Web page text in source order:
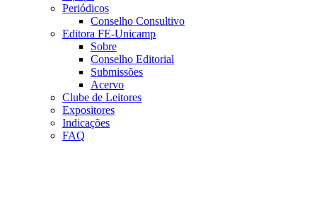
Periódicos
Conselho Consultivo
Editora FE-Unicamp
Sobre
Conselho Editorial
Submissões
Acervo
Clube de Leitores
Expositores
Indicações
FAQ